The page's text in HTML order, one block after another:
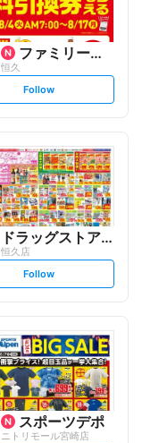
ファミリーマート
恒久
s
t
l
o
w
Follow
ドラッグストアモリ
恒久店
s
t
o
w
Follow
スポーツデポ
ニトリモール宮崎店